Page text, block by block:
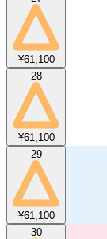
¥61,100
28
¥61,100
29
¥61,100
30